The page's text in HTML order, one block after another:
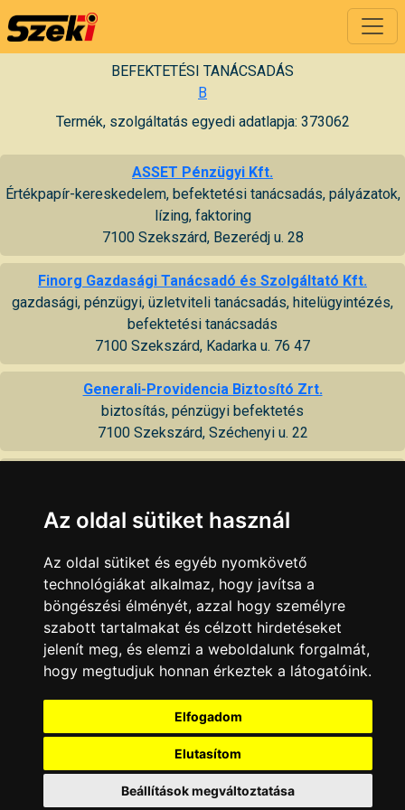
BEFEKTETÉSI TANÁCSADÁS
B
Termék, szolgáltatás egyedi adatlapja: 373062
ASSET Pénzügyi Kft.
Értékpapír-kereskedelem, befektetési tanácsadás, pályázatok,
lízing, faktoring
7100 Szekszárd, Bezerédj u. 28
Finorg Gazdasági Tanácsadó és Szolgáltató Kft.
gazdasági, pénzügyi, üzletviteli tanácsadás, hitelügyintézés,
befektetési tanácsadás
7100 Szekszárd, Kadarka u. 76 47
Generali-Providencia Biztosító Zrt.
biztosítás, pénzügyi befektetés
7100 Szekszárd, Széchenyi u. 22
betétek, befektetések, életbiztosítások, egészségpénztár
KAPCSOLAT| HIRDETÉS
Minden jog fenntartva © 2002 - 2026 Szeki.hu
Az oldal sütiket használ
Az oldal sütiket és egyéb nyomkövető
technológiákat alkalmaz, hogy javítsa a
böngészési élményét, azzal hogy személyre
szabott tartalmakat és célzott hirdetéseket
jelenít meg, és elemzi a weboldalunk forgalmát,
hogy megtudjuk honnan érkeztek a látogatóink.
Elfogadom
Elutasítom
Beállítások megváltoztatása